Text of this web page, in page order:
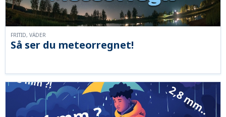
Så ser du meteorregnet!
FRITID, VÄDER